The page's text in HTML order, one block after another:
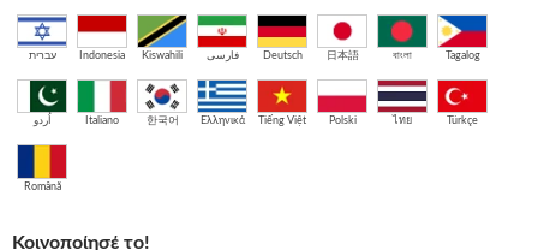
עברית Indonesia Kiswahili فارسی Deutsch 日本語 বাংলা Tagalog
اُردو Italiano 한국어 Ελληνικά Tiếng Việt Polski ไทย Türkçe
Română
Κοινοποίησέ το!